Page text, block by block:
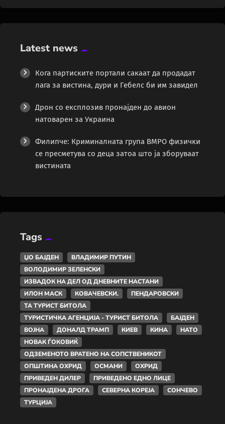
Latest news
Кога партиските портали сакаат да продадат
лага за вистина, дури и Гебелс би им завидел
Дрон со експлозив пронајден до авион
натоварен за Украина
Филипче: Криминалната група ВМРО физички
се пресметува со деца затоа што ја зборуваат
вистината
Tags
ЏО БАЈДЕН
ВЛАДИМИР ПУТИН
ВОЛОДИМИР ЗЕЛЕНСКИ
ИЗВАДОК НА ДЕЛ ОД ДНЕВНИТЕ НАСТАНИ
ИЛОН МАСК
КОВАЧЕВСКИ.
ПЕНДАРОВСКИ
ТА ТУРИСТ БИТОЛА
ТУРИСТИЧКА АГЕНЦИЈА - ТУРИСТ БИТОЛА
БАЈДЕН
ВОЈНА
ДОНАЛД ТРАМП КИЕВ КИНА
НАТО
НОВАК ЃОКОВИЌ
ОДЗЕМЕНОТО ВРАТЕНО НА СОПСТВЕНИКОТ
ОПШТИНА ОХРИД
ОСМАНИ
ОХРИД
ПРИВЕДЕН ДИЛЕР
ПРИВЕДЕНО ЕДНО ЛИЦЕ
ПРОНАЈДЕНА ДРОГА
СЕВЕРНА КОРЕЈА
СОНЧЕВО
ТУРЦИЈА